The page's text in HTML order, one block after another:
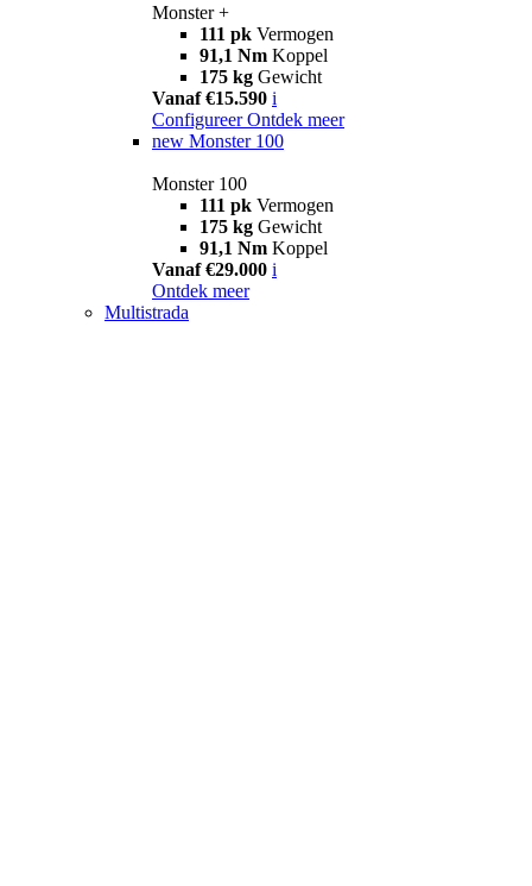
Monster +
111 pk Vermogen
91,1 Nm Koppel
175 kg Gewicht
Vanaf €15.590 i
Configureer Ontdek meer
new Monster 100
Monster 100
111 pk Vermogen
175 kg Gewicht
91,1 Nm Koppel
Vanaf €29.000 i
Ontdek meer
Multistrada